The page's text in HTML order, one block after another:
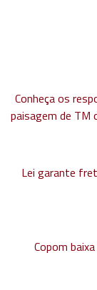
Conheça os
paisagem de TM
Lei garante
Copom